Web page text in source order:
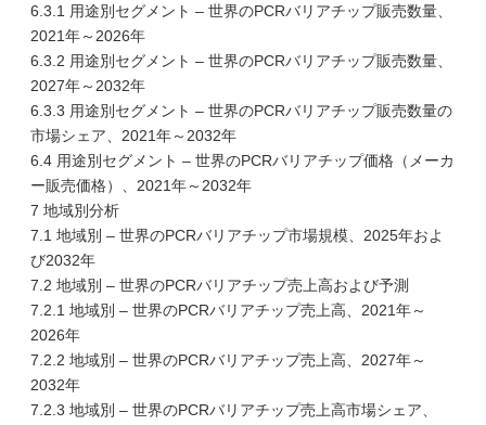
6.3.1 用途別セグメント – 世界のPCRバリアチップ販売数量、
2021年～2026年
6.3.2 用途別セグメント – 世界のPCRバリアチップ販売数量、
2027年～2032年
6.3.3 用途別セグメント – 世界のPCRバリアチップ販売数量の
市場シェア、2021年～2032年
6.4 用途別セグメント – 世界のPCRバリアチップ価格（メーカ
ー販売価格）、2021年～2032年
7 地域別分析
7.1 地域別 – 世界のPCRバリアチップ市場規模、2025年およ
び2032年
7.2 地域別 – 世界のPCRバリアチップ売上高および予測
7.2.1 地域別 – 世界のPCRバリアチップ売上高、2021年～
2026年
7.2.2 地域別 – 世界のPCRバリアチップ売上高、2027年～
2032年
7.2.3 地域別 – 世界のPCRバリアチップ売上高市場シェア、